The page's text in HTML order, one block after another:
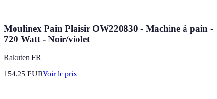
Moulinex Pain Plaisir OW220830 - Machine à pain -
720 Watt - Noir/violet
Rakuten FR
154.25 EURVoir le prix